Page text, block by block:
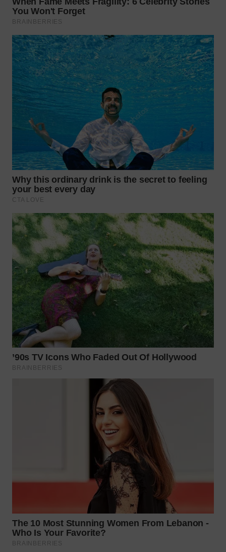
BOROBUDUR
WN
MADURA
WN
NATUNA
WN
BINTAN
WN
MANDALIKA
WN
LIKUPANG
WN
LABUANBAJO
WN
BORNEO
Wahana
WAHANA
WAHANA
INFRASTRUKTUR